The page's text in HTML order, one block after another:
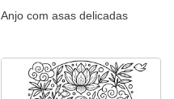
Anjo com asas delicadas